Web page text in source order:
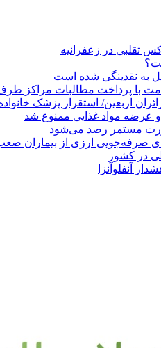
تقلبی در زعفرانیه
با پرداخت مطالبات مراکز
و عرضه مواد غذایی ممنوع شد
مستمر رصد می‌شود
صرفه‌جویی ارزی از بیماران
آنفلوآنزا